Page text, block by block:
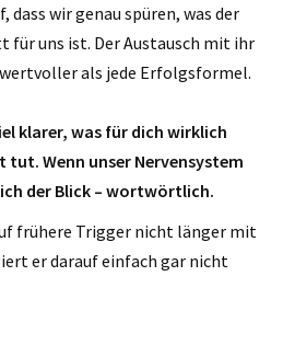
dass wir genau spüren, was der
für uns ist. Der Austausch mit ihr
als jede Erfolgsformel.
klarer, was für dich wirklich
Wenn unser Nervensystem
der Blick – wortwörtlich.
frühere Trigger nicht länger mit
er darauf einfach gar nicht